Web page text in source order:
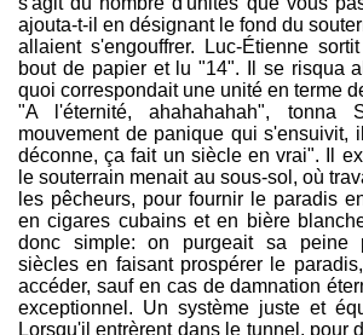
ajouta-t-il en désignant le fond du
allaient s'engouffrer. Luc-Étienne
bout de papier et lu "14". Il se risqua
quoi correspondait une unité en terme
"A l'éternité, ahahahahah", tonna
mouvement de panique qui s'ensuivit,
déconne, ça fait un siècle en vrai". Il
le souterrain menait au sous-sol, où
les pêcheurs, pour fournir le paradis
en cigares cubains et en bière
donc simple: on purgeait sa peine
siècles en faisant prospérer le
accéder, sauf en cas de damnation
exceptionnel. Un système juste et
Lorsqu'il entrèrent dans le tunnel, pour